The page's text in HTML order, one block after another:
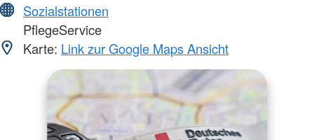
Sozialstationen
PflegeService
Karte: Link zur Google Maps Ansicht